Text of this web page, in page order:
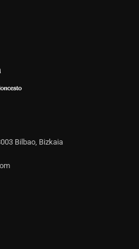
Bilbao, Bizkaia